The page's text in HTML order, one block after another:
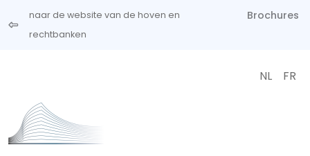
Overslaan en naar de inhoud gaan
naar de website van de hoven en
rechtbanken
Brochures
NL FR